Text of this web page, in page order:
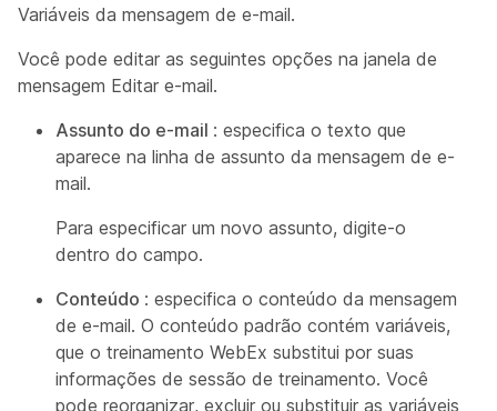
Variáveis da mensagem de e-mail.
Você pode editar as seguintes opções na janela de
mensagem Editar e-mail.
Assunto do e-mail : especifica o texto que
aparece na linha de assunto da mensagem de e-
mail.
Para especificar um novo assunto, digite-o
dentro do campo.
Conteúdo : especifica o conteúdo da mensagem
de e-mail. O conteúdo padrão contém variáveis,
que o treinamento WebEx substitui por suas
informações de sessão de treinamento. Você
pode reorganizar, excluir ou substituir as variáveis